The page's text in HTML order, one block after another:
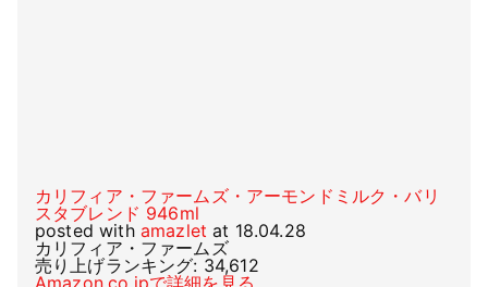
カリフィア・ファームズ・アーモンドミルク・バリ
スタブレンド 946ml
posted with amazlet at 18.04.28
カリフィア・ファームズ
売り上げランキング: 34,612